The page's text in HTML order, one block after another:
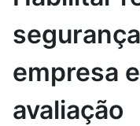
empresa
avaliação